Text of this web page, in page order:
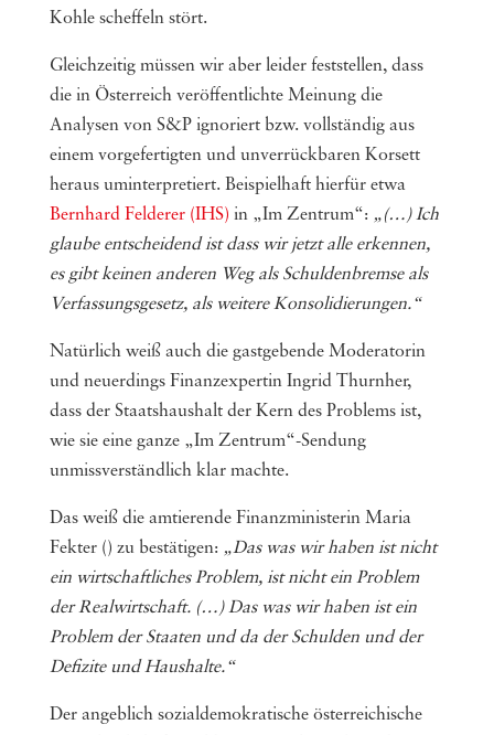
Kohle scheffeln stört.
Gleichzeitig müssen wir aber leider feststellen, dass
die in Österreich veröffentlichte Meinung die
Analysen von S&P ignoriert bzw. vollständig aus
einem vorgefertigten und unverrückbaren Korsett
heraus uminterpretiert. Beispielhaft hierfür etwa
Bernhard Felderer (IHS) in „Im Zentrum“: „(…) Ich
glaube entscheidend ist dass wir jetzt alle erkennen,
es gibt keinen anderen Weg als Schuldenbremse als
Verfassungsgesetz, als weitere Konsolidierungen.“
Natürlich weiß auch die gastgebende Moderatorin
und neuerdings Finanzexpertin Ingrid Thurnher,
dass der Staatshaushalt der Kern des Problems ist,
wie sie eine ganze „Im Zentrum“-Sendung
unmissverständlich klar machte.
Das weiß die amtierende Finanzministerin Maria
Fekter () zu bestätigen: „Das was wir haben ist nicht
ein wirtschaftliches Problem, ist nicht ein Problem
der Realwirtschaft. (…) Das was wir haben ist ein
Problem der Staaten und da der Schulden und der
Defizite und Haushalte.“
Der angeblich sozialdemokratische österreichische